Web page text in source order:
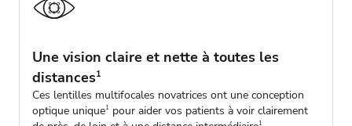
Une vision claire et nette à toutes les
distances1
Ces lentilles multifocales novatrices ont une conception
optique unique1 pour aider vos patients à voir clairement
1